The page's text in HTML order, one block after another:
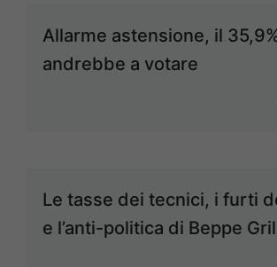
Allarme astensione, il
andrebbe a votare
Le tasse dei tecnici, i furti
e l’anti-politica di Beppe